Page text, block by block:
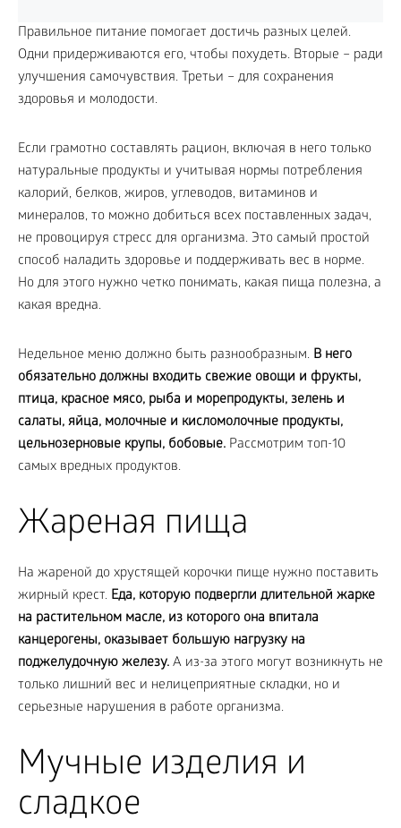
Правильное питание помогает достичь разных целей.
Одни придерживаются его, чтобы похудеть. Вторые – ради
улучшения самочувствия. Третьи – для сохранения
здоровья и молодости.
Если грамотно составлять рацион, включая в него только
натуральные продукты и учитывая нормы потребления
калорий, белков, жиров, углеводов, витаминов и
минералов, то можно добиться всех поставленных задач,
не провоцируя стресс для организма. Это самый простой
способ наладить здоровье и поддерживать вес в норме.
Но для этого нужно четко понимать, какая пища полезна, а
какая вредна.
Недельное меню должно быть разнообразным. В него
обязательно должны входить свежие овощи и фрукты,
птица, красное мясо, рыба и морепродукты, зелень и
салаты, яйца, молочные и кисломолочные продукты,
цельнозерновые крупы, бобовые. Рассмотрим топ-10
самых вредных продуктов.
Жареная пища
На жареной до хрустящей корочки пище нужно поставить
жирный крест. Еда, которую подвергли длительной жарке
на растительном масле, из которого она впитала
канцерогены, оказывает большую нагрузку на
поджелудочную железу. А из-за этого могут возникнуть не
только лишний вес и нелицеприятные складки, но и
серьезные нарушения в работе организма.
Мучные изделия и
сладкое